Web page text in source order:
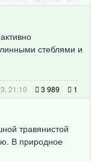
стеблями и
21:10 3 989 1
травянистой
В природное